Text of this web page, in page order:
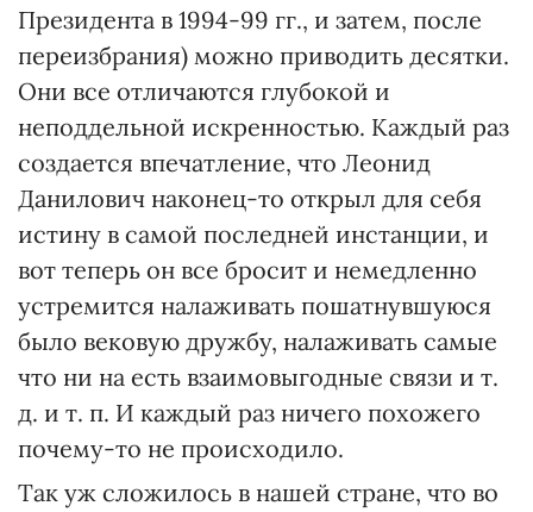
Президента в 1994-99 гг., и затем, после
переизбрания) можно приводить десятки.
Они все отличаются глубокой и
неподдельной искренностью. Каждый раз
создается впечатление, что Леонид
Данилович наконец-то открыл для себя
истину в самой последней инстанции, и
вот теперь он все бросит и немедленно
устремится налаживать пошатнувшуюся
было вековую дружбу, налаживать самые
что ни на есть взаимовыгодные связи и т.
д. и т. п. И каждый раз ничего похожего
почему-то не происходило.
Так уж сложилось в нашей стране, что во